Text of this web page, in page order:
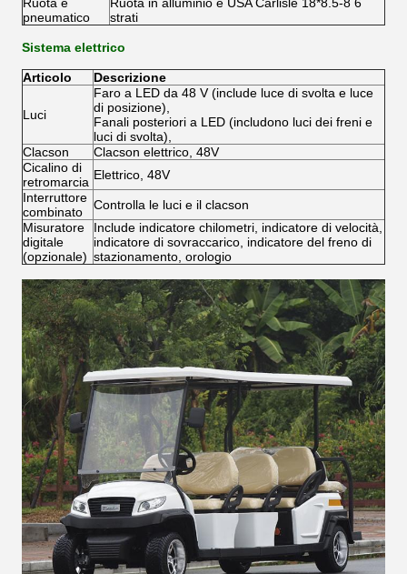
pneumatico
strati
Sistema elettrico
Articolo Descrizione
Luci
Faro a LED da 48 V (include luce di svolta e luce
di posizione),
Fanali posteriori a LED (includono luci dei freni e
luci di svolta),
Clacson
Clacson elettrico, 48V
Cicalino di
retromarcia Elettrico, 48V
Interruttore
combinato
Controlla le luci e il clacson
Misuratore
digitale
(opzionale)
Include indicatore chilometri, indicatore di velocità,
indicatore di sovraccarico, indicatore del freno di
stazionamento, orologio